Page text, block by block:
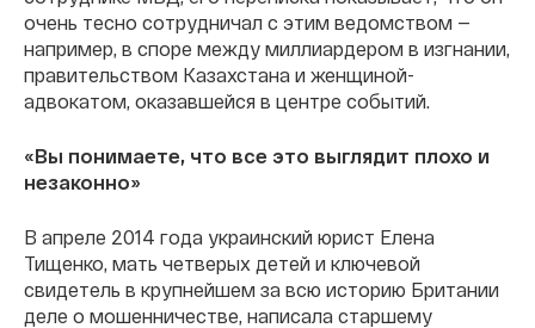
очень тесно сотрудничал с этим ведомством —
например, в споре между миллиардером в изгнании,
правительством Казахстана и женщиной-
адвокатом, оказавшейся в центре событий.
«Вы понимаете, что все это выглядит плохо и
незаконно»
В апреле 2014 года украинский юрист Елена
Тищенко, мать четверых детей и ключевой
свидетель в крупнейшем за всю историю Британии
деле о мошенничестве, написала старшему